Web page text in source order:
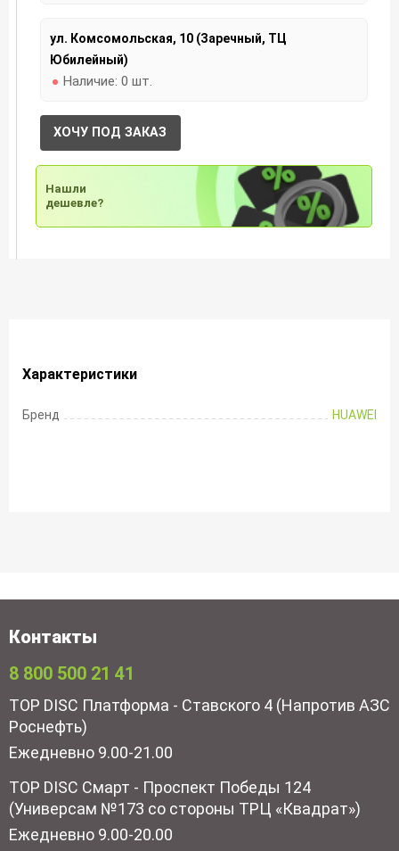
ул. Комсомольская, 10 (Заречный, ТЦ
Юбилейный)
Наличие: 0 шт.
ХОЧУ ПОД ЗАКАЗ
Нашли
дешевле?
Характеристики
Бренд HUAWEI
Контакты
8 800 500 21 41
TOP DISC Платформа - Ставского 4 (Напротив АЗС
Роснефть)
Ежедневно 9.00-21.00
TOP DISC Смарт - Проспект Победы 124
(Универсам №173 со стороны ТРЦ «Квадрат»)
Ежедневно 9.00-20.00